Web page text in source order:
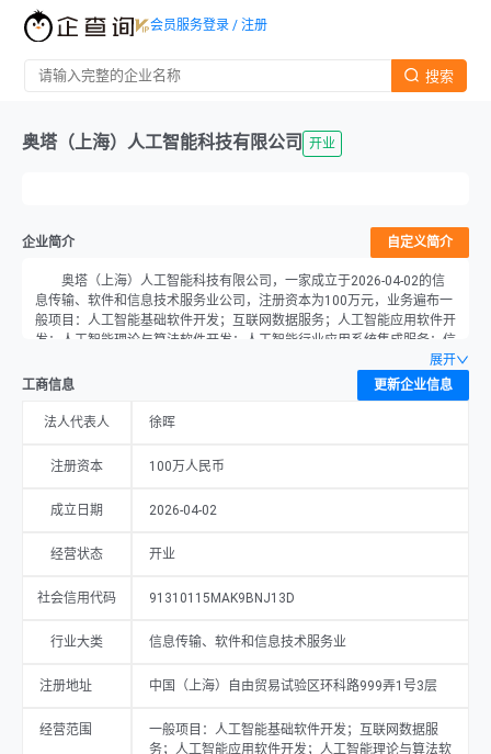
搜索
会员服务登录 / 注册
奥塔（上海）人工智能科技有限公司 开业
企业简介 自定义简介
奥塔（上海）人工智能科技有限公司，一家成立于2026-04-02的信
息传输、软件和信息技术服务业公司，注册资本为100万元，业务遍布一
般项目：人工智能基础软件开发；互联网数据服务；人工智能应用软件开
发；人工智能理论与算法软件开发；人工智能行业应用系统集成服务；信
息技术咨询服务；数据处理和存储支持服务；技术服务、技术开发、技术
咨询、技术交流、技术转让、技术推广；科技中介服务；信息咨询服务
（不含许可类信息咨询服务）；工业设计服务；人工智能硬件销售；软件
销售。（除依法须经批准的项目外，凭营业执照依法自主开展经营活
法定代表人，公司现处于开业。
展开
工商信息
更新企业信息
法人代表人 徐晖
注册资本 100万人民币
成立日期 2026-04-02
经营状态 开业
社会信用代码 91310115MAK9BNJ13D
行业大类 信息传输、软件和信息技术服务业
注册地址 中国（上海）自由贸易试验区环科路999弄1号3层
经营范围
一般项目：人工智能基础软件开发；互联网数据服
务；人工智能应用软件开发；人工智能理论与算法软